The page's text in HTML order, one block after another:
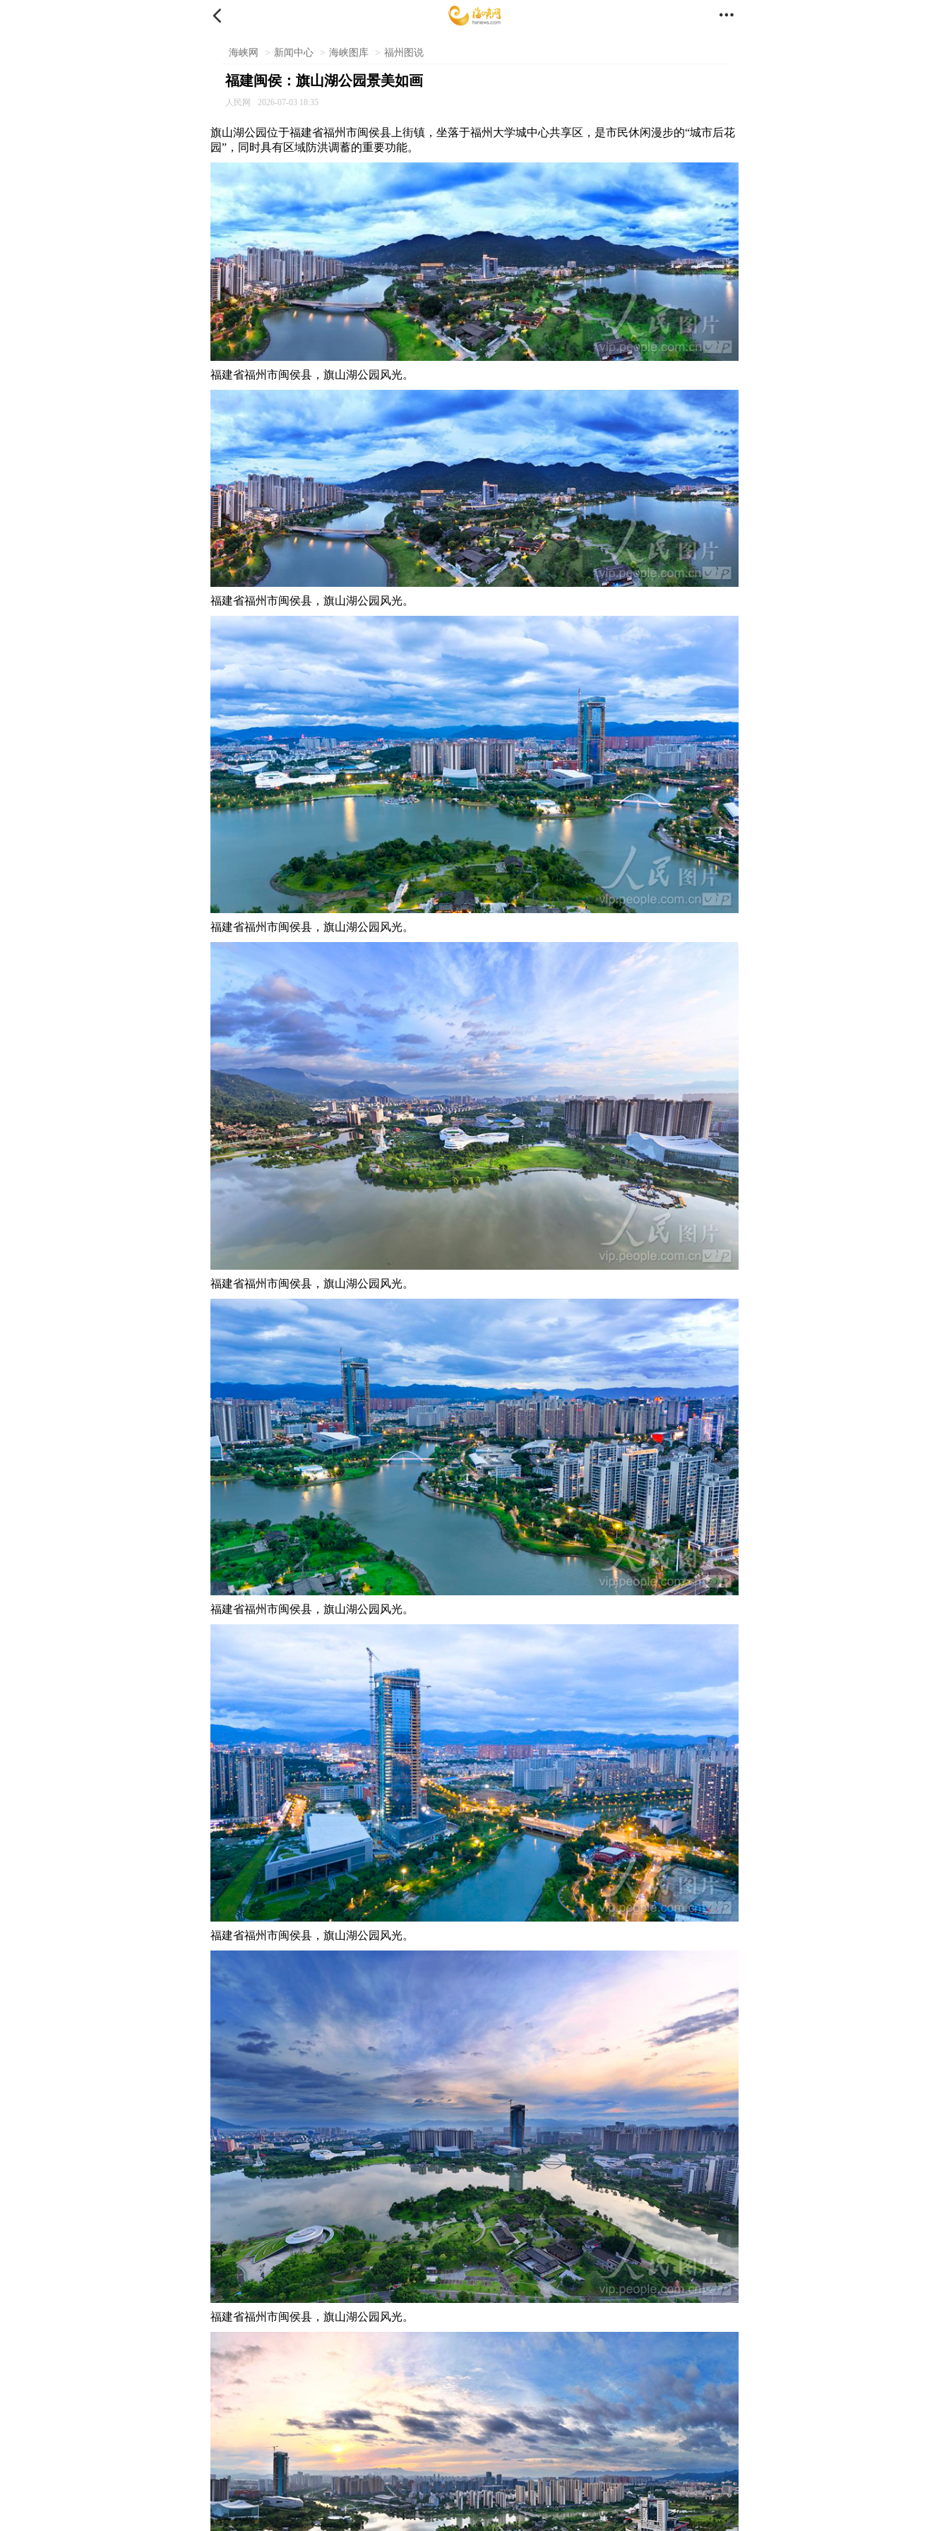
 
海峡网 > 新闻中心 > 海峡图库 > 福州图说
福建闽侯：旗山湖公园景美如画
人民网 2026-07-03 18:35
旗山湖公园位于福建省福州市闽侯县上街镇，坐落于福州大学城中心共享区，是市民休闲漫步的“城市后花
园”，同时具有区域防洪调蓄的重要功能。
福建省福州市闽侯县，旗山湖公园风光。
福建省福州市闽侯县，旗山湖公园风光。
福建省福州市闽侯县，旗山湖公园风光。
福建省福州市闽侯县，旗山湖公园风光。
福建省福州市闽侯县，旗山湖公园风光。
福建省福州市闽侯县，旗山湖公园风光。
福建省福州市闽侯县，旗山湖公园风光。